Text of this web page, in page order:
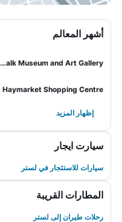
أشهر المعالم
New Walk Museum and Art Gallery
Haymarket Shopping Centre
إظهار المزيد
سيارت ايجار
سيارات للاستئجار في لستر
المطارات القريبة
رحلات طيران إلى لستر